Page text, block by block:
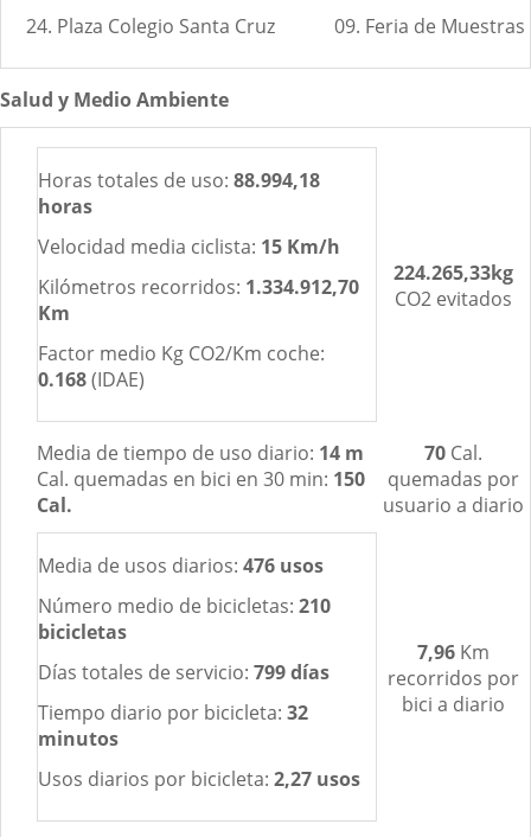
24. Plaza Colegio Santa Cruz
09. Feria de Muestras
Salud y Medio Ambiente
Horas totales de uso: 88.994,18
horas
Velocidad media ciclista: 15 Km/h
Kilómetros recorridos: 1.334.912,70
Km
Factor medio Kg CO2/Km coche:
0.168(IDAE)
224.265,33kg
CO2 evitados
Media de tiempo de uso diario: 14 m
Cal. quemadas en bici en 30 min: 150
Cal.
70 Cal.
quemadas por
usuario a diario
Media de usos diarios: 476 usos
Número medio de bicicletas: 210
bicicletas
Días totales de servicio: 799 días
Tiempo diario por bicicleta: 32
minutos
Usos diarios por bicicleta: 2,27 usos
7,96 Km
recorridos por
bici a diario